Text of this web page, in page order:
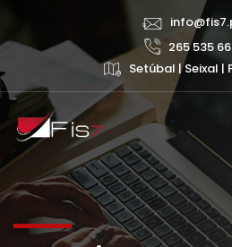
265 535
Setúbal | Seixal |